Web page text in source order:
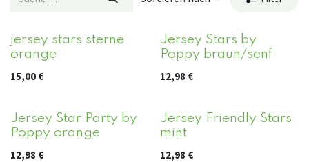
jersey stars sterne
orange
15,00 €
Jersey Stars by
Poppy braun/senf
12,98 €
Jersey Star Party by
Poppy orange
12,98 €
Jersey Friendly Stars
mint
12,98 €